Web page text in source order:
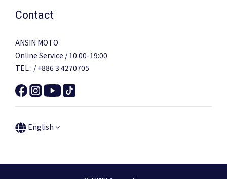
Contact
ANSIN MOTO
Online Service / 10:00-19:00
TEL : / +886 3 4270705
English